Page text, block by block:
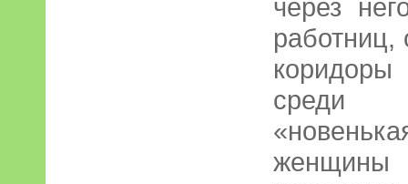
через
среди